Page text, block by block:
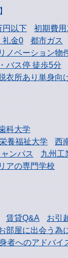
円以下
初期費
礼金0
都市ガス
ノベーション物
バス停 徒歩5分
衣所あり単身向
科大学
養福祉大学
西
ンパス
九州工
アの専門学校
賃貸Q&A
お引
部屋に出会う為
者へのアドバイ